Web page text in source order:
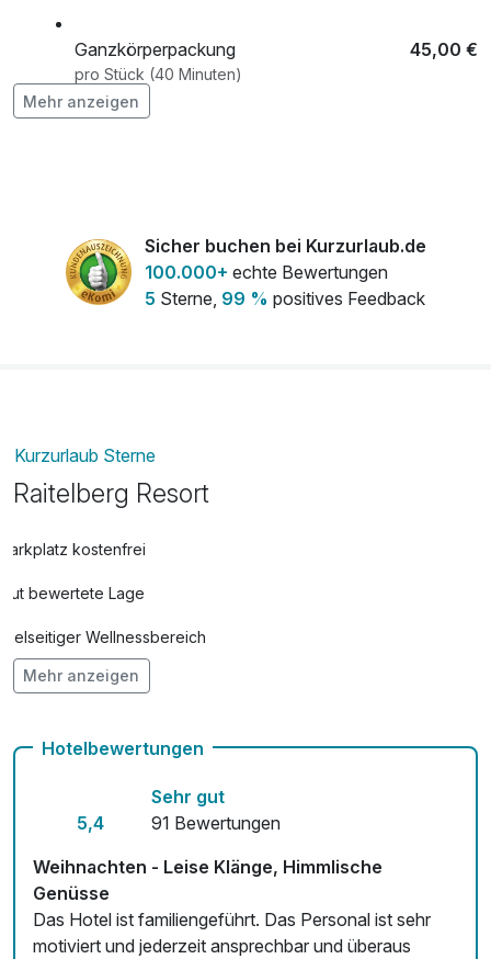
Ganzkörperpackung 45,00 €
pro Stück (40 Minuten)
Romantisch dekoriertes Zimmer 50,00 €
pro Aufenthalt
Teilkörpermassage 34,00 €
Mehr anzeigen
Sicher buchen bei Kurzurlaub.de
100.000+ echte Bewertungen
5 Sterne, 99 % positives Feedback
Kurzurlaub Sterne
Raitelberg Resort
Parkplatz kostenfrei
Gut bewertete Lage
Vielseitiger Wellnessbereich
Hunde im Hotel erlaubt für 15,00 € pro Stück / Tag
Kostenloses W-LAN
Zimmerservice verfügbar
Mit Hotelbar
Mehr anzeigen
Hotelbewertungen
5,4
Sehr gut
91 Bewertungen
Weihnachten - Leise Klänge, Himmlische
Genüsse
Das Hotel ist familiengeführt. Das Personal ist sehr
motiviert und jederzeit ansprechbar und überaus